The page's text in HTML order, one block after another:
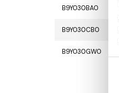
B9Y030BA0
B9Y030CB0
B9Y030GW0